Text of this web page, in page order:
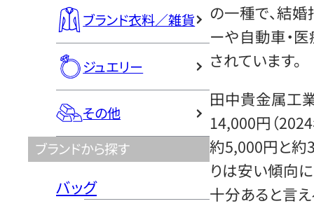
ブランド衣料／雑貨
ジュエリー
その他
ブランドから探す
バッグ
の一種で、結
ーや自動車・
されています。
田中貴金属工
14,000円（
約5,000円と約
りは安い傾向
十分あると言え